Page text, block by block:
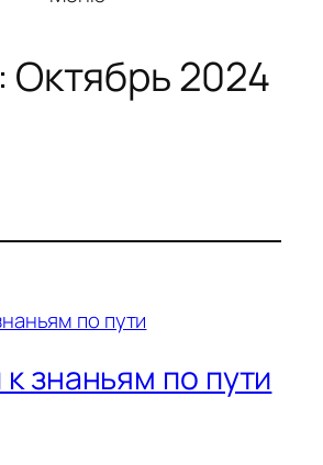
Октябрь 2024
знаньям по пути